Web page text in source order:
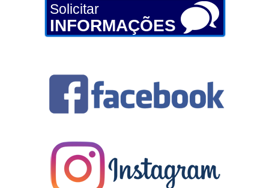
Solicitar
INFORMAÇÕES